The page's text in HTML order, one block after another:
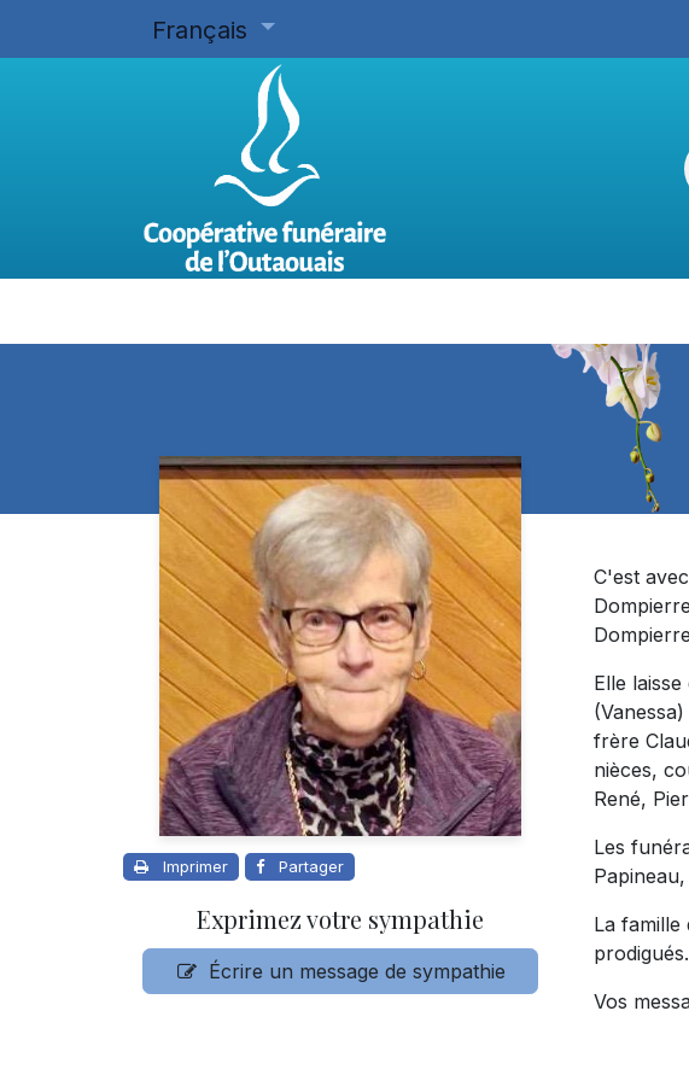
Français
Imprimer Partager
Exprimez votre sympathie
Écrire un message de sympathie
C'est
Elle
frère
nièces,
René,
Les
La famille
prodigués.
Vos